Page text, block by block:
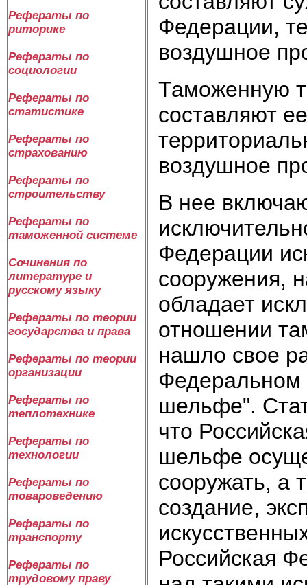
Рефераты по
риторике
Рефераты по
социологии
Рефераты по
статистике
Рефераты по
страхованию
Рефераты по
строительству
Рефераты по
таможенной системе
Сочинения по
литературе и
русскому языку
Рефераты по теории
государства и права
Рефераты по теории
организации
Рефераты по
теплотехнике
Рефераты по
технологии
Рефераты по
товароведению
Рефераты по
транспорту
Рефераты по
трудовому праву
Федерации,
воздушное
Таможенную
составляют
воздушное
В нее
Федерации
сооружения,
обладает
отношении
нашло свое
Федеральном
шельфе".
что
шельфе
сооружать, а
создание,
Российская